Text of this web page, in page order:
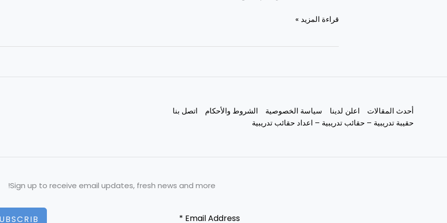
قراءة المزيد »
أحدث المقالات اعلن لدينا سياسة الخصوصية الشروط والأحكام
اتصل بنا
حقيبة تدريبية – حقائب تدريبية – اعداد حقائب تدريبية
Sign up to receive email updates, fresh news and more!